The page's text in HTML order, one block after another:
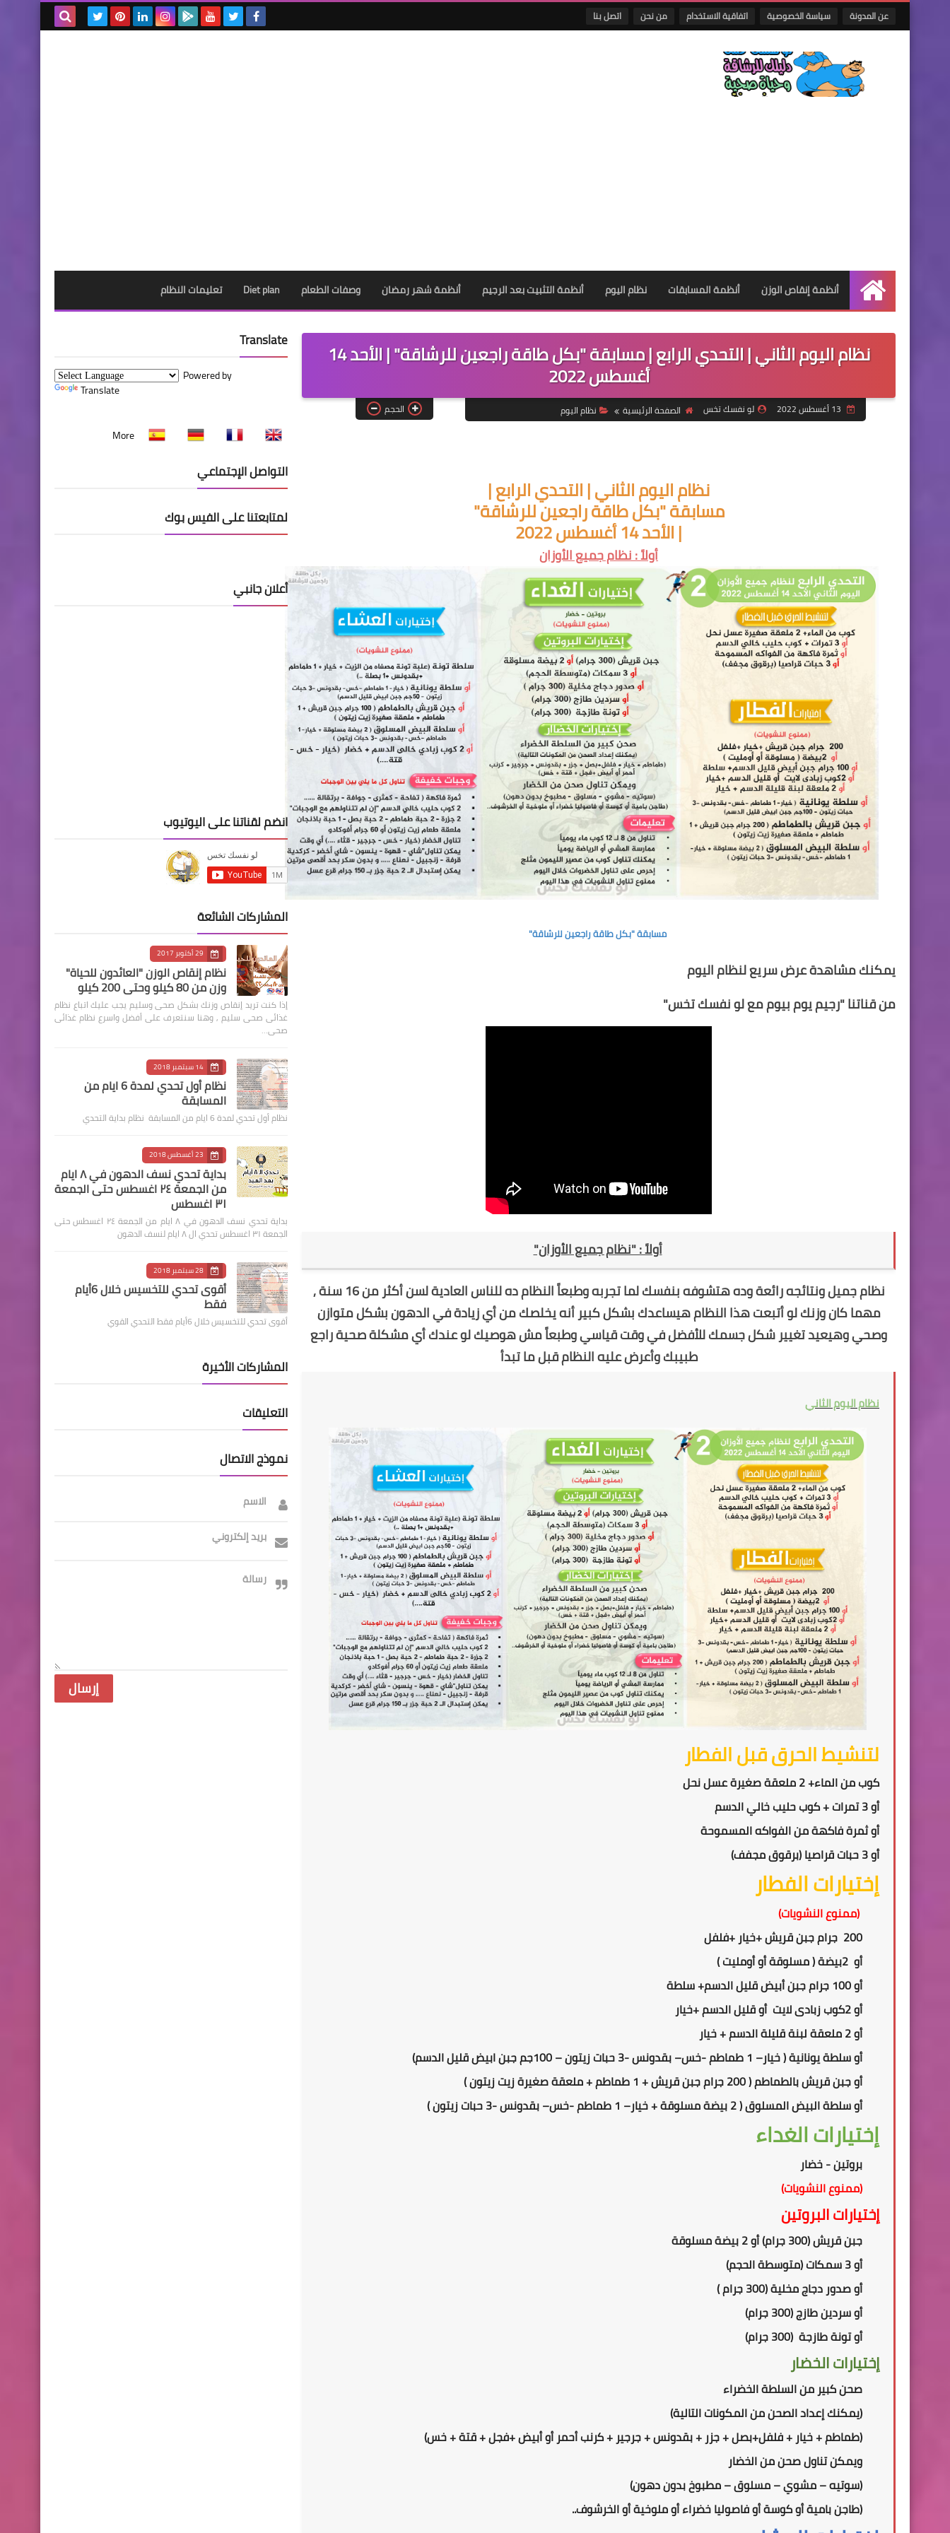
عن المدونة سياسة الخصوصية اتفاقية الاستخدام من نحن اتصل بنا
الرئيسية
أنظمة إنقاص الوزن أنظمة المسابقات نظام اليوم أنظمة التثبيت بعد الرجيم أنظمة شهر رمضان وصفات الطعام Diet plan تعليمات النظام
نظام اليوم الثاني | التحدي الرابع | مسابقة "بكل طاقة راجعين للرشاقة" | الأحد 14
أغسطس 2022
لو نفسك تخس الصفحة الرئيسية نظام اليوم الحجم
نظام اليوم الثاني | التحدي الرابع |
مسابقة "بكل طاقة راجعين للرشاقة"
| الأحد 14 أغسطس 2022
أولاً : نظام جميع الأوزان
مسابقة "بكل طاقة راجعين للرشاقة"
يمكنك مشاهدة عرض سريع لنظام اليوم
من قناتنا "رجيم يوم بيوم مع لو نفسك تخس"
أولاً : "نظام جميع الأوزان"
نظام جميل ونتائجه رائعة وده هتشوفه بنفسك لما تجربه وطبعاً النظام ده للناس العادية لسن أكثر من 16 سنة ,
مهما كان وزنك لو أتبعت هذا النظام هيساعدك بشكل كبير أنه يخلصك من أي زيادة في الدهون بشكل متوازن
وصحي وهيعيد تغيير شكل جسمك للأفضل في وقت قياسي وطبعاً مش هوصيك لو عندك أي مشكلة صحية راجع
طبيبك وأعرض عليه النظام قبل ما تبدأ
نظام اليوم الثاني
لتنشيط الحرق قبل الفطار
كوب من الماء+ 2 ملعقة صغيرة عسل نحل
أو 3 تمرات + كوب حليب خالي الدسم
أو ثمرة فاكهة من الفواكه المسموحة
أو 3 حبات قراصيا (برقوق مجفف)
إختيارات الفطار
(ممنوع النشويات)
200 جرام جبن قريش +خيار +فلفل
أو 2بيضة ( مسلوقة أو أومليت )
أو 100 جرام جبن أبيض قليل الدسم+ سلطة
أو2كوب زبادى لايت أو قليل الدسم +خيار
أو 2 ملعقة لبنة قليلة الدسم + خيار
أو سلطة يونانية ( خيار– 1 طماطم -خس– بقدونس -3 حبات زيتون – 100جم جبن ابيض قليل الدسم)
أو جبن قريش بالطماطم ( 200 جرام جبن قريش + 1 طماطم + ملعقة صغيرة زيت زيتون )
أو سلطة البيض المسلوق ( 2 بيضة مسلوقة + خيار– 1 طماطم -خس– بقدونس -3 حبات زيتون )
إختيارات الغداء
بروتين - خضار
(ممنوع النشويات)
إختيارات البروتين
جبن قريش (300 جرام) أو 2 بيضة مسلوقة
أو 3 سمكات (متوسطة الحجم)
أوصدور دجاج مخلية (300 جرام )
أو سردين طازج (300 جرام)
أو تونة طازجة (300 جرام)
إختيارات الخضار
صحن كبير من السلطة الخضراء
(يمكنك إعداد الصحن من المكونات التالية)
(طماطم + خيار + فلفل+بصل + جزر + بقدونس + جرجير + كرنب أحمر أو أبيض +فجل + قتة + خس)
ويمكن تناولصحنمن الخضار
(سوتيه – مشوي – مسلوق – مطبوخ بدون دهون)
(طاجن بامية أو كوسة أو فاصوليا خضراء أو ملوخية أو الخرشوف..
Translate
Powered by
Translate
More
التواصل الإجتماعي
لمتابعتنا على الفيس بوك
أعلان جانبي
انضم لقناتنا على اليوتيوب
المشاركات الشائعة
29 أكتوبر 2017
نظام إنقاص الوزن "العائدون للحياة"
وزن من 80 كيلو وحتى 200 كيلو
إذا كنت تريد إنقاص وزنك بشكل صحى وسليم يجب عليك اتباع نظام
غذائى صحى سليم , وهنا سنتعرف على أفضل واسرع نظام غذائى
صحى…
14 سبتمبر 2018
نظام أول تحدي لمدة 6 ايام من
المسابقة
نظام أول تحدي لمدة 6 ايام من المسابقة نظام بداية التحدي
23 أغسطس 2018
بداية تحدي نسف الدهون في ٨ ايام
من الجمعة ٢٤ اغسطس حتى الجمعة
٣١ اغسطس
بداية تحدي نسف الدهون في ٨ ايام من الجمعة ٢٤ اغسطس حتى
الجمعة ٣١ اغسطس تحدي ال ٨ ايام لنسف الدهون
28 سبتمبر 2018
أقوى تحدي للتخسيس خلال 6أيام
فقط
أقوى تحدي للتخسيس خلال 6أيام فقط التحدي القوي
المشاركات الأخيرة
التعليقات
نموذج الاتصال
الاسم
بريد إلكتروني
رسالة